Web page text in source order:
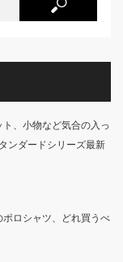
、小物など気合の入っ
ンダードシリーズ最新
ポロシャツ、どれ買うべ